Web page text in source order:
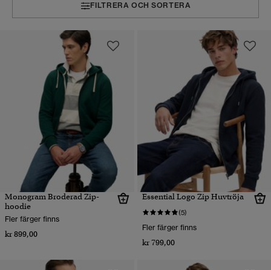
FILTRERA OCH SORTERA
Monogram Broderad Zip-
hoodie
Fler färger finns
kr 899,00
Essential Logo Zip Huvtröja
(5)
Fler färger finns
kr 799,00